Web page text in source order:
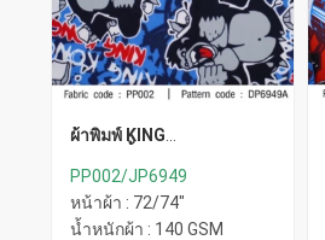
ผ้าพิมพ์ KING
PP002/JP6949
หน้าผ้า : 72/74"
น้ำหนักผ้า : 140 GSM